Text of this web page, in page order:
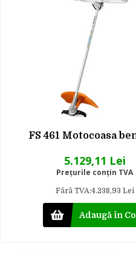
FS 461 Motocoasa
5.129,11 Lei
Preţurile conţin TVA
Fără TVA:4.238,93 Lei
Adaugă în